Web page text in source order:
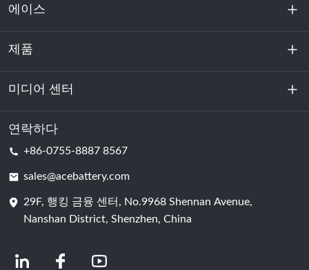
에이스
회사 소개
지속 가능성
제품
에너지 저장
데이터센터 및 서버실
배터리 셀
미디어 센터
소식
연락하다
+86-0755-8887 8567
sales@acebattery.com
29F, 행킹 금융 센터, No.9968 Shennan Avenue,
Nanshan District, Shenzhen, China